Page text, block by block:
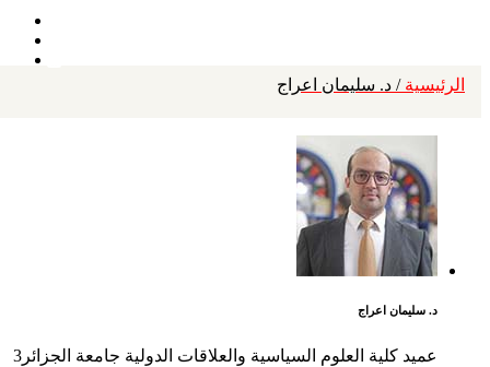
الرئيسية / د. سليمان اعراج
د. سليمان اعراج
عميد كلية العلوم السياسية والعلاقات الدولية جامعة الجزائر3